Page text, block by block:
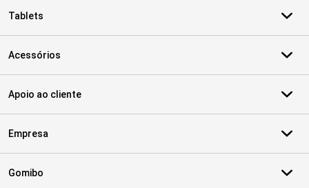
Tablets
Acessórios
Apoio ao cliente
Empresa
Gomibo